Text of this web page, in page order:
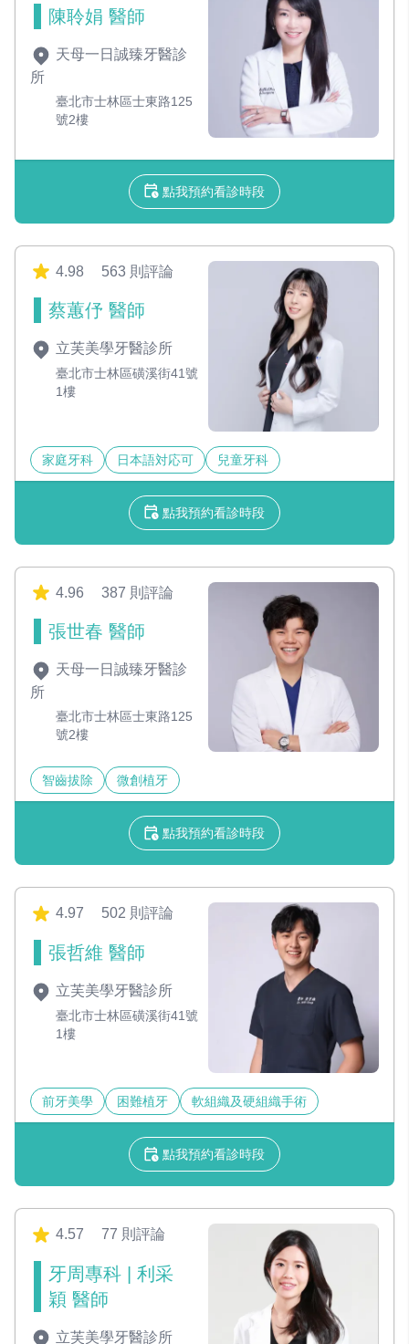
陳聆娟 醫師
天母一日誠臻牙醫診
所
臺北市士林區士東路125
號2樓
點我預約看診時段
4.98 563 則評論
蔡蕙伃 醫師
立芙美學牙醫診所
臺北市士林區磺溪街41號
1樓
家庭牙科 日本語対応可 兒童牙科
點我預約看診時段
4.96 387 則評論
張世春 醫師
天母一日誠臻牙醫診
所
臺北市士林區士東路125
號2樓
智齒拔除 微創植牙
點我預約看診時段
4.97 502 則評論
張哲維 醫師
立芙美學牙醫診所
臺北市士林區磺溪街41號
1樓
前牙美學 困難植牙 軟組織及硬組織手術
點我預約看診時段
4.57 77 則評論
牙周專科 | 利采
穎 醫師
立芙美學牙醫診所